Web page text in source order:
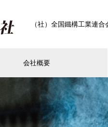
（社）全国鐵構工業連
会社概要